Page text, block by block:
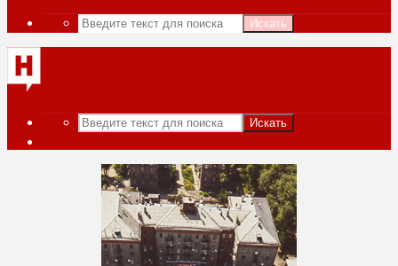
Искать
Искать